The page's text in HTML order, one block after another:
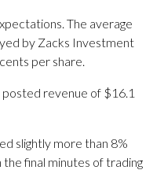
The average
by Zacks Investment
per share.
revenue of $16.1
slightly more than 8%
the final minutes of trading